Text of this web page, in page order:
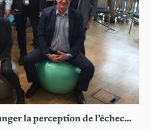
la perception de l’échec…